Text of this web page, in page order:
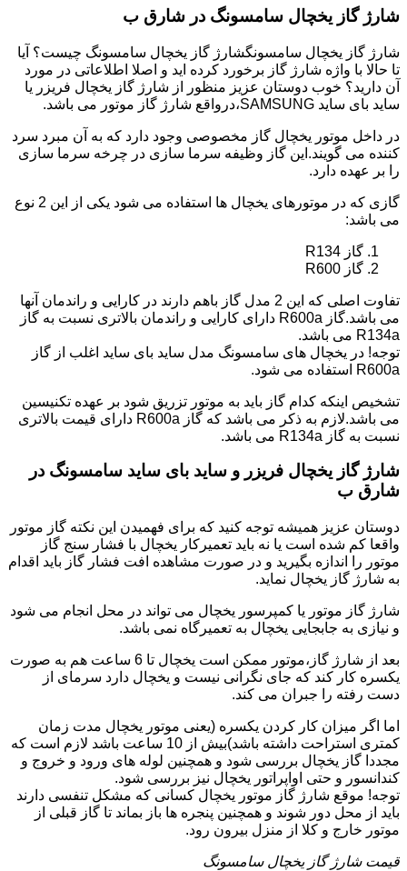
شارژ گاز یخچال سامسونگ در شارق ب
شارژ گاز یخچال سامسونگشارژ گاز یخچال سامسونگ چیست؟ آیا
تا حالا با واژه شارژ گاز برخورد کرده اید و اصلا اطلاعاتی در مورد
آن دارید؟ خوب دوستان عزیز منظور از شارژ گاز یخچال فریزر یا
ساید بای ساید SAMSUNG،درواقع شارژ گاز موتور می باشد.
در داخل موتور یخچال گاز مخصوصی وجود دارد که به آن مبرد سرد
کننده می گویند.این گاز وظیفه سرما سازی در چرخه سرما سازی
را بر عهده دارد.
گازی که در موتورهای یخچال ها استفاده می شود یکی از این 2 نوع
می باشد:
گاز R134
گاز R600
تفاوت اصلی که این 2 مدل گاز باهم دارند در کارایی و راندمان آنها
می باشد.گاز R600a دارای کارایی و راندمان بالاتری نسبت به گاز
R134a می باشد.
توجه! در یخچال های سامسونگ مدل ساید بای ساید اغلب از گاز
R600a استفاده می شود.
تشخیص اینکه کدام گاز باید به موتور تزریق شود بر عهده تکنیسین
می باشد.لازم به ذکر می باشد که گاز R600a دارای قیمت بالاتری
نسبت به گاز R134a می باشد.
شارژ گاز یخچال فریزر و ساید بای ساید سامسونگ در
شارق ب
دوستان عزیز همیشه توجه کنید که برای فهمیدن این نکته گاز موتور
واقعا کم شده است یا نه باید تعمیرکار یخچال با فشار سنج گاز
موتور را اندازه بگیرید و در صورت مشاهده افت فشار گاز باید اقدام
به شارژ گاز یخچال نماید.
شارژ گاز موتور یا کمپرسور یخچال می تواند در محل انجام می شود
و نیازی به جابجایی یخچال به تعمیرگاه نمی باشد.
بعد از شارژ گاز،موتور ممکن است یخچال تا 6 ساعت هم به صورت
یکسره کار کند که جای نگرانی نیست و یخچال دارد سرمای از
دست رفته را جبران می کند.
اما اگر میزان کار کردن یکسره (یعنی موتور یخچال مدت زمان
کمتری استراحت داشته باشد)بیش از 10 ساعت باشد لازم است که
مجددا گاز یخچال بررسی شود و همچنین لوله های ورود و خروج و
کندانسور و حتی اواپراتور یخچال نیز بررسی شود.
توجه! موقع شارژ گاز موتور یخچال کسانی که مشکل تنفسی دارند
باید از محل دور شوند و همچنین پنجره ها باز بماند تا گاز قبلی از
موتور خارج و کلا از منزل بیرون رود.
قیمت شارژ گاز یخچال سامسونگ